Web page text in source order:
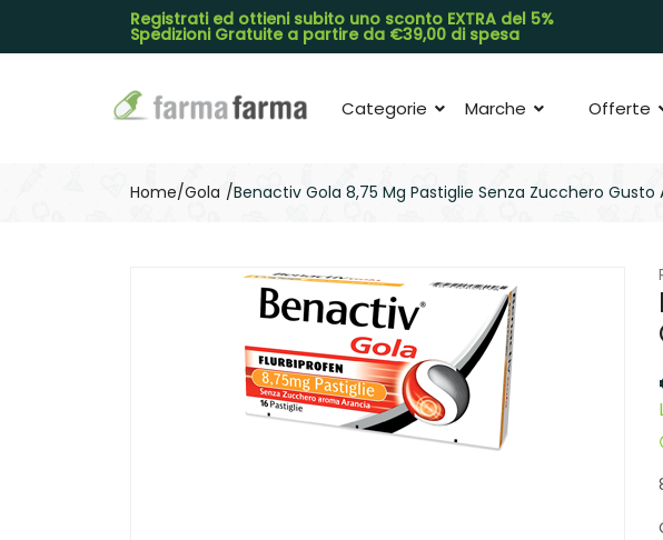
Registrati ed ottieni subito uno sconto EXTRA del 5%
Spedizioni Gratuite a partire da €39,00 di spesa
Categorie Marche Offerte
Home Gola Benactiv Gola 8,75 Mg Pastiglie Senza Zucchero Gusto